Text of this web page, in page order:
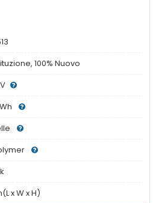
100% Nuovo
x W x H)